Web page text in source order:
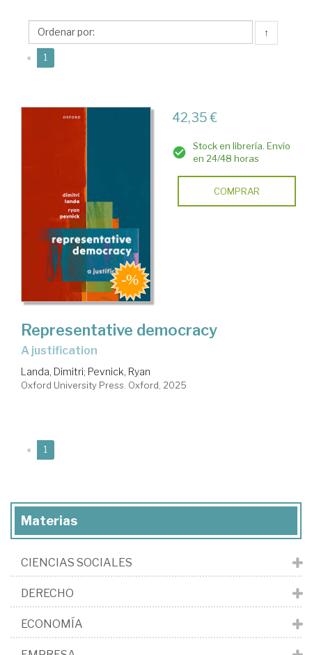
↑
« 1
42,35 €
Stock en librería. Envío
en 24/48 horas
COMPRAR
Representative democracy
a justification
Landa, Dimitri; Pevnick, Ryan
Oxford University Press. Oxford, 2025
« 1
Materias
CIENCIAS SOCIALES
DERECHO
ECONOMÍA